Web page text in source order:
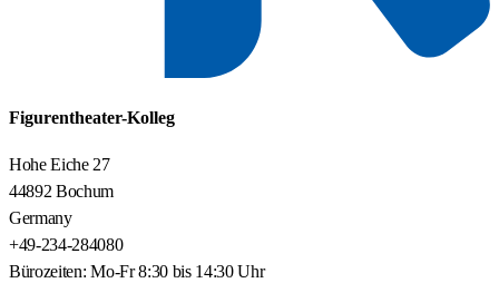
Figurentheater-Kolleg
Hohe Eiche 27
44892 Bochum
Germany
+49-234-284080
Bürozeiten: Mo-Fr 8:30 bis 14:30 Uhr